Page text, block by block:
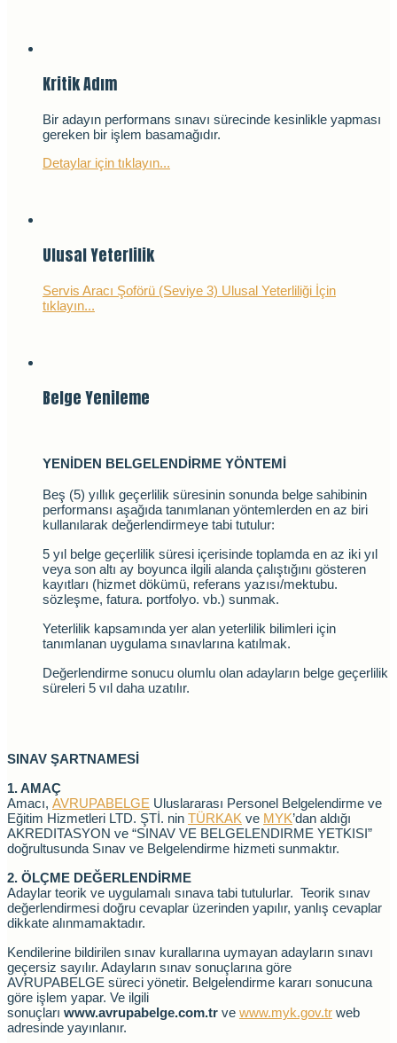
Kritik Adım
Bir adayın performans sınavı sürecinde kesinlikle yapması
gereken bir işlem basamağıdır.
Detaylar için tıklayın...
Ulusal Yeterlilik
Servis Aracı Şoförü (Seviye 3) Ulusal Yeterliliği İçin
tıklayın...
Belge Yenileme
YENİDEN BELGELENDİRME YÖNTEMİ
Beş (5) yıllık geçerlilik süresinin sonunda belge sahibinin
performansı aşağıda tanımlanan yöntemlerden en az biri
kullanılarak değerlendirmeye tabi tutulur:
5 yıl belge geçerlilik süresi içerisinde toplamda en az iki yıl
veya son altı ay boyunca ilgili alanda çalıştığını gösteren
kayıtları (hizmet dökümü, referans yazısı/mektubu.
sözleşme, fatura. portfolyo. vb.) sunmak.
Yeterlilik kapsamında yer alan yeterlilik bilimleri için
tanımlanan uygulama sınavlarına katılmak.
Değerlendirme sonucu olumlu olan adayların belge geçerlilik
süreleri 5 vıl daha uzatılır.
SINAV ŞARTNAMESİ
1. AMAÇ
Amacı, AVRUPABELGE Uluslararası Personel Belgelendirme ve
Eğitim Hizmetleri LTD. ŞTİ. nin TÜRKAK ve MYK’dan aldığı
AKREDITASYON ve “SINAV VE BELGELENDIRME YETKISI”
doğrultusunda Sınav ve Belgelendirme hizmeti sunmaktır.
2. ÖLÇME DEĞERLENDİRME
Adaylar teorik ve uygulamalı sınava tabi tutulurlar. Teorik sınav
değerlendirmesi doğru cevaplar üzerinden yapılır, yanlış cevaplar
dikkate alınmamaktadır.
Kendilerine bildirilen sınav kurallarına uymayan adayların sınavı
geçersiz sayılır. Adayların sınav sonuçlarına göre
AVRUPABELGE süreci yönetir. Belgelendirme kararı sonucuna
göre işlem yapar. Ve ilgili
sonuçları www.avrupabelge.com.tr ve www.myk.gov.tr web
adresinde yayınlanır.